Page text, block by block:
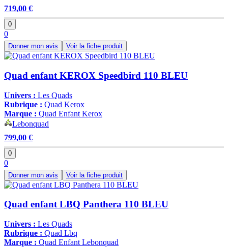
719,00 €
0
0
Donner mon avis Voir la fiche produit
Quad enfant KEROX Speedbird 110 BLEU
Univers : Les Quads
Rubrique : Quad Kerox
Marque : Quad Enfant Kerox
Lebonquad
799,00 €
0
0
Donner mon avis Voir la fiche produit
Quad enfant LBQ Panthera 110 BLEU
Univers : Les Quads
Rubrique : Quad Lbq
Marque : Quad Enfant Lebonquad